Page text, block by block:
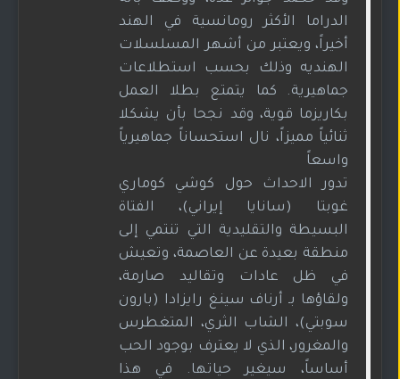
الدراما الأكثر رومانسية في الهند
أخيراً، ويعتبر من أشهر المسلسلات
الهنديه وذلك بحسب استطلاعات
جماهيرية. كما يتمتع بطلا العمل
بكاريزما قوية، وقد نجحا بأن يشكلا
ثنائياً مميزاً، نال استحساناً جماهيرياً
واسعاً
تدور الاحداث حول كوشي كوماري
غوبتا (سانايا إيراني)، الفتاة
البسيطة والتقليدية التي تنتمي إلى
منطقة بعيدة عن العاصمة، وتعيش
في ظل عادات وتقاليد صارمة،
ولقاؤها بـ أرناف سينغ رايزادا (بارون
سوبتي)، الشاب الثري، المتغطرس
والمغرور، الذي لا يعترف بوجود الحب
أساساً، سيغير حياتها. في هذا